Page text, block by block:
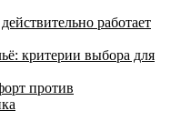
работает
критерии выбора для
против